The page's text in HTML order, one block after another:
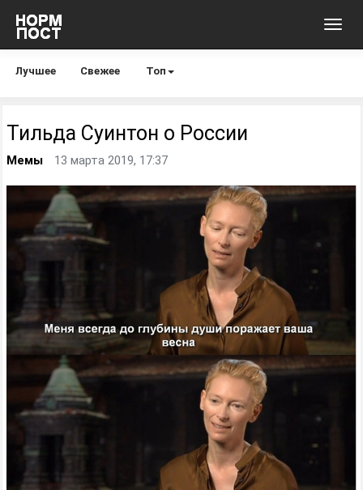
Лучшее Свежее Топ
Тильда Суинтон o России
Мемы 13 марта 2019, 17:37